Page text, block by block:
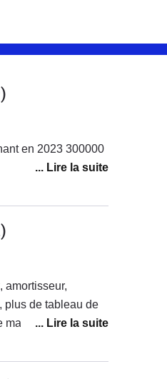
amortisseur,
plus de tableau de
malgré batterie ok et
fois pour toute